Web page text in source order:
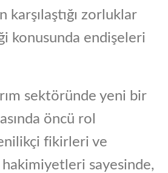
zorluklar
konusunda endişeleri
sektöründe yeni bir
öncü rol
fikirleri ve
sayesinde,